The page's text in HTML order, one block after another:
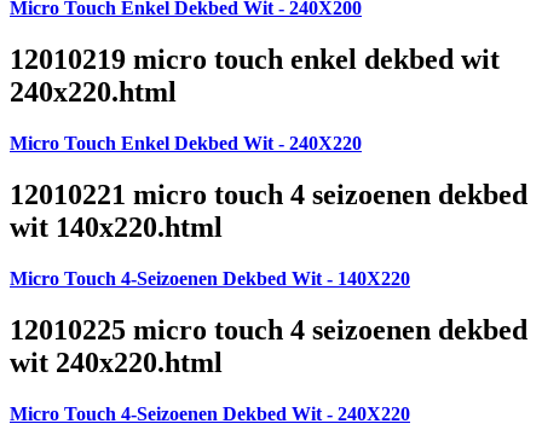
Micro Touch Enkel Dekbed Wit - 240X200
12010219 micro touch enkel dekbed wit
240x220.html
Micro Touch Enkel Dekbed Wit - 240X220
12010221 micro touch 4 seizoenen dekbed
wit 140x220.html
Micro Touch 4-Seizoenen Dekbed Wit - 140X220
12010225 micro touch 4 seizoenen dekbed
wit 240x220.html
Micro Touch 4-Seizoenen Dekbed Wit - 240X220